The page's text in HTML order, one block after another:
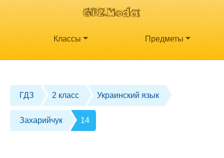
Классы Предметы
ГДЗ 2 класс Украинский язык
Захарийчук 14